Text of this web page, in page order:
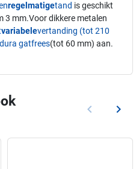
regelmatigetand is geschikt
3 mm.Voor dikkere metalen
variabelevertanding (tot 210
gatfrees(tot 60 mm) aan.
Vorige
keyboard_arrow_left keyboard_arrow_right